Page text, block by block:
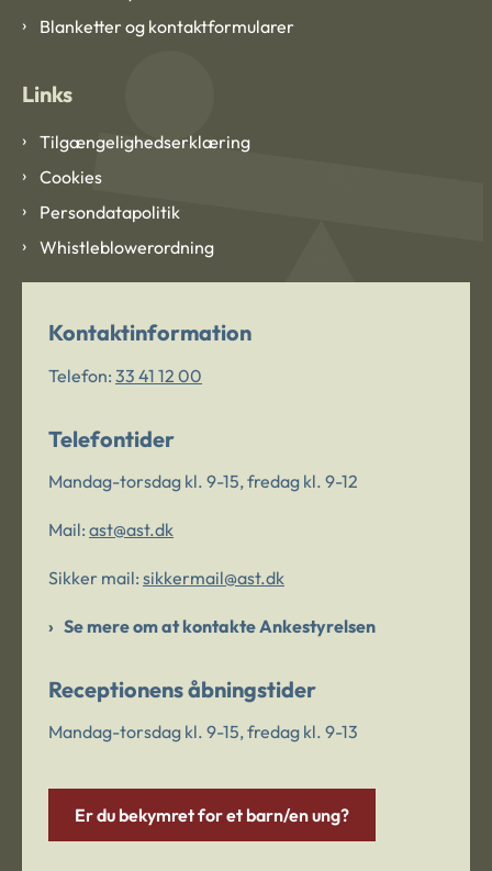
Blanketter og kontaktformularer
Links
Tilgængelighedserklæring
Cookies
Persondatapolitik
Whistleblowerordning
Kontaktinformation
Telefon: 33 41 12 00
Telefontider
Mandag-torsdag kl. 9-15, fredag kl. 9-12
Mail: ast@ast.dk
Sikker mail: sikkermail@ast.dk
Se mere om at kontakte Ankestyrelsen
Receptionens åbningstider
Mandag-torsdag kl. 9-15, fredag kl. 9-13
Er du bekymret for et barn/en ung?